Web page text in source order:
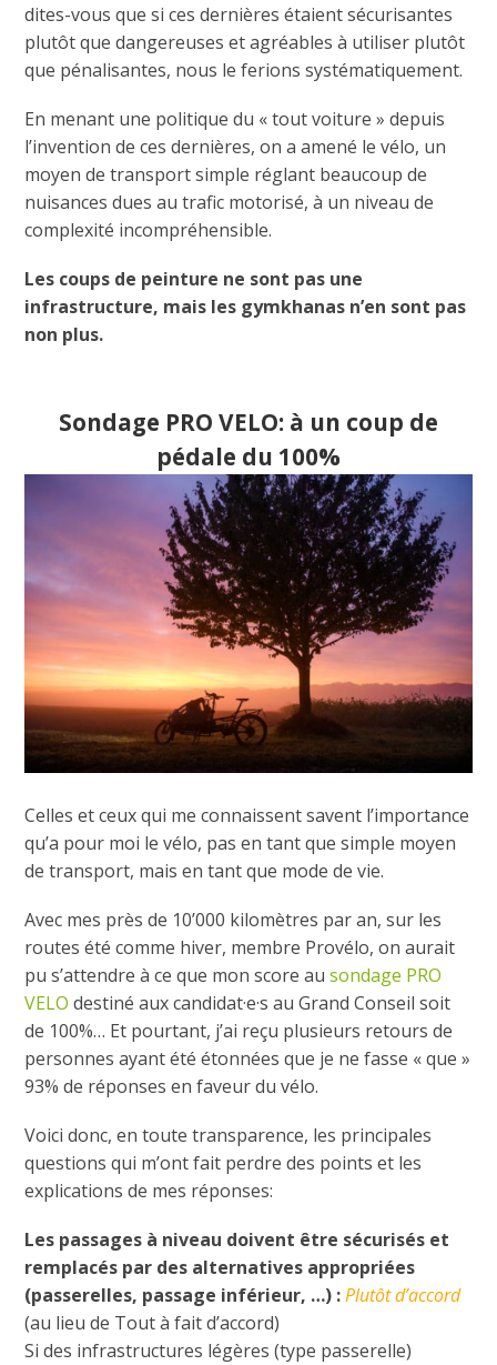
dites-vous que si ces dernières étaient sécurisantes
plutôt que dangereuses et agréables à utiliser plutôt
que pénalisantes, nous le ferions systématiquement.
En menant une politique du « tout voiture » depuis
l’invention de ces dernières, on a amené le vélo, un
moyen de transport simple réglant beaucoup de
nuisances dues au trafic motorisé, à un niveau de
complexité incompréhensible.
Les coups de peinture ne sont pas une
infrastructure, mais les gymkhanas n’en sont pas
non plus.
Sondage PRO VELO: à un coup de
pédale du 100%
Celles et ceux qui me connaissent savent l’importance
qu’a pour moi le vélo, pas en tant que simple moyen
de transport, mais en tant que mode de vie.
Avec mes près de 10’000 kilomètres par an, sur les
routes été comme hiver, membre Provélo, on aurait
pu s’attendre à ce que mon score ausondage PRO
VELO destiné aux candidat·e·s au Grand Conseil soit
de 100%… Et pourtant, j’ai reçu plusieurs retours de
personnes ayant été étonnées que je ne fasse « que »
93% de réponses en faveur du vélo.
Voici donc, en toute transparence, les principales
questions qui m’ont fait perdre des points et les
explications de mes réponses:
Les passages à niveau doivent être sécurisés et
remplacés par des alternatives appropriées
(passerelles, passage inférieur, …) : Plutôt d’accord
(au lieu de Tout à fait d’accord)
Si des infrastructures légères (type passerelle)